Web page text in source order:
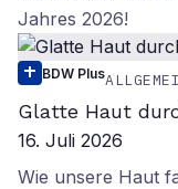
Jahres 2026!
BDW Plus
Glatte Haut
16. Juli 2026
Wie unsere Haut